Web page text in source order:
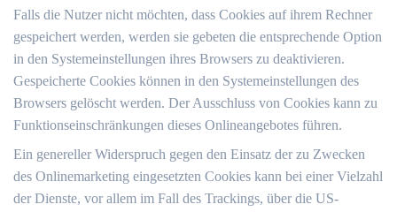
Falls die Nutzer nicht möchten, dass Cookies auf ihrem Rechner
gespeichert werden, werden sie gebeten die entsprechende Option
in den Systemeinstellungen ihres Browsers zu deaktivieren.
Gespeicherte Cookies können in den Systemeinstellungen des
Browsers gelöscht werden. Der Ausschluss von Cookies kann zu
Funktionseinschränkungen dieses Onlineangebotes führen.
Ein genereller Widerspruch gegen den Einsatz der zu Zwecken
des Onlinemarketing eingesetzten Cookies kann bei einer Vielzahl
der Dienste, vor allem im Fall des Trackings, über die US-